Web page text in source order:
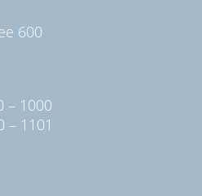
600
– 1000
– 1101